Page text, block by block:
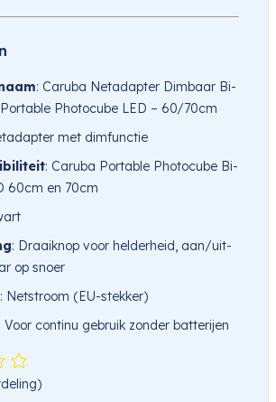
: Caruba Netadapter Dimbaar Bi-
Photocube LED – 60/70cm
met dimfunctie
: Caruba Portable Photocube Bi-
60cm en 70cm
: Draaiknop voor helderheid, aan/uit-
op snoer
: Netstroom (EU-stekker)
: Voor continu gebruik zonder batterijen